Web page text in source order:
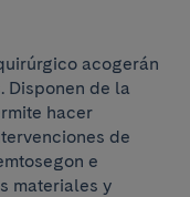
acogerán
Disponen de la
hacer
de
e
materiales y